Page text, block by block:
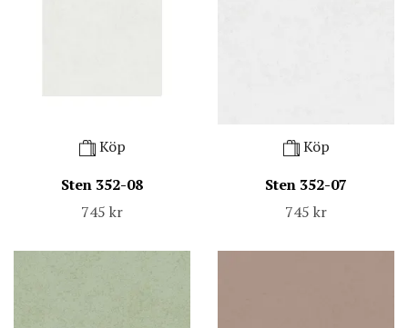
Köp
Sten 352-08
745 kr
Köp
Sten 352-07
745 kr